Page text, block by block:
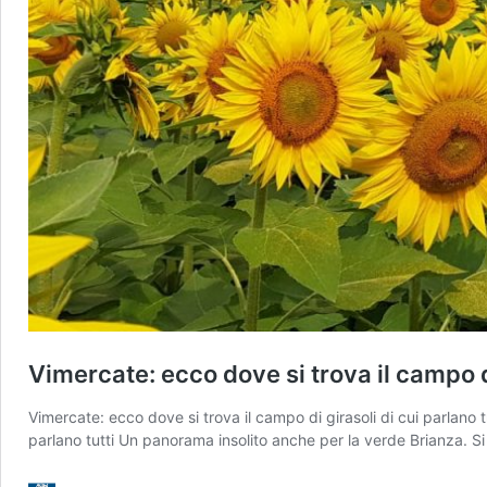
Vimercate: ecco dove si trova il
Vimercate: ecco dove si trova il campo di girasoli di cui
parlano tutti Un panorama insolito anche per la verde Brianza.